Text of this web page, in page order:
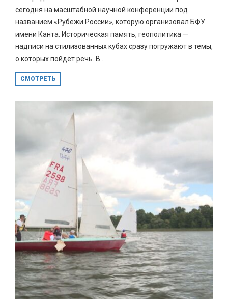
сегодня на масштабной научной конференции под
названием «Рубежи России», которую организовал БФУ
имени Канта. Историческая память, геополитика —
надписи на стилизованных кубах сразу погружают в темы,
о которых пойдёт речь. В...
СМОТРЕТЬ